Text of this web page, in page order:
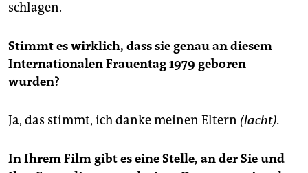
schlagen.
Stimmt es wirklich, dass sie genau an diesem
Internationalen Frauentag 1979 geboren
wurden?
Ja, das stimmt, ich danke meinen Eltern (lacht).
In Ihrem Film gibt es eine Stelle, an der Sie und